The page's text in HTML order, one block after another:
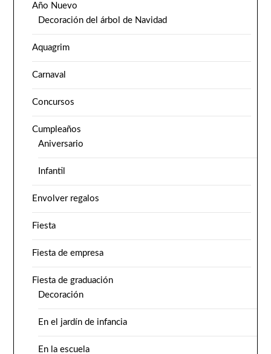
Año Nuevo
Decoración del árbol de Navidad
Aquagrim
Carnaval
Concursos
Cumpleaños
Aniversario
Infantil
Envolver regalos
Fiesta
Fiesta de empresa
Fiesta de graduación
Decoración
En el jardín de infancia
En la escuela